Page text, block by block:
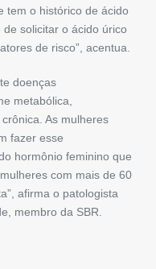
tem o histórico de ácido
solicitar o ácido úrico
de risco”, acentua.
doenças
metabólica,
As mulheres
fazer esse
hormônio feminino que
com mais de 60
afirma o patologista
membro da SBR.